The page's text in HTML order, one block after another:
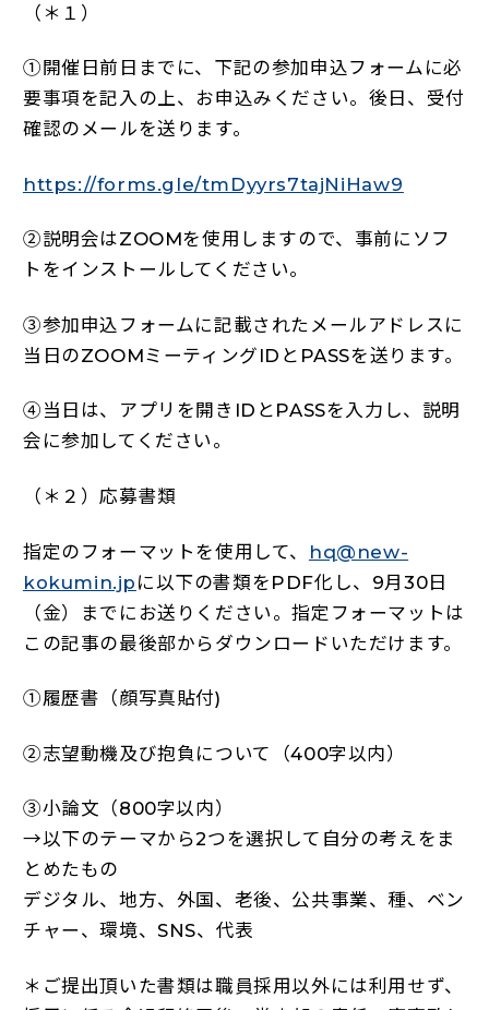
（＊１）
①開催日前日までに、下記の参加申込フォームに必
要事項を記入の上、お申込みください。後日、受付
確認のメールを送ります。
https://forms.gle/tmDyyrs7tajNiHaw9
②説明会はZOOMを使用しますので、事前にソフ
トをインストールしてください。
③参加申込フォームに記載されたメールアドレスに
当日のZOOMミーティングIDとPASSを送ります。
④当日は、アプリを開きIDとPASSを入力し、説明
会に参加してください。
（＊２）応募書類
指定のフォーマットを使用して、
hq@new-
kokumin.jp に以下の書類をPDF化し、9月30日
（金）までにお送りください。指定フォーマットは
この記事の最後部からダウンロードいただけます。
①履歴書（顔写真貼付)
②志望動機及び抱負について（400字以内）
③小論文（800字以内）
→以下のテーマから2つを選択して自分の考えをま
とめたもの
デジタル、地方、外国、老後、公共事業、種、ベン
チャー、環境、SNS、代表
＊ご提出頂いた書類は職員採用以外には利用せず、